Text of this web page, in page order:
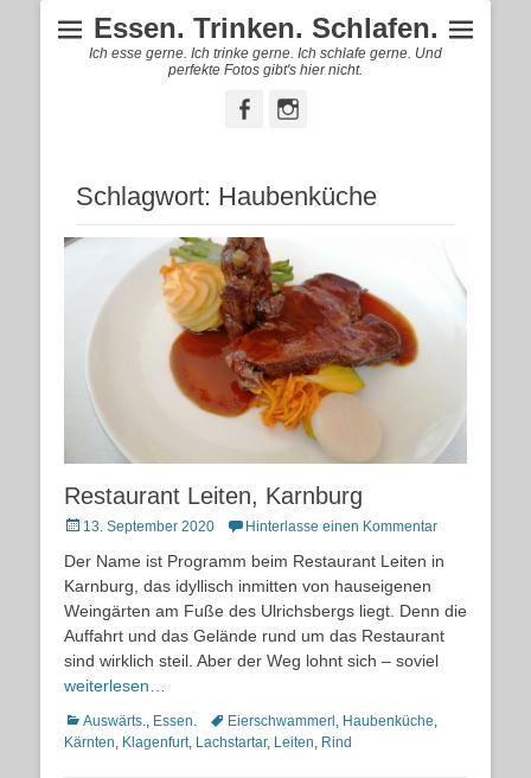
Essen. Trinken. Schlafen.
Ich esse gerne. Ich trinke gerne. Ich schlafe gerne. Und
perfekte Fotos gibt's hier nicht.
FacebookInstagram
Schlagwort: Haubenküche
Restaurant Leiten, Karnburg
Posted
13. September 2020 Hinterlasse einen Kommentar
Der Name ist Programm beim Restaurant Leiten in
Karnburg, das idyllisch inmitten von hauseigenen
Weingärten am Fuße des Ulrichsbergs liegt. Denn die
Auffahrt und das Gelände rund um das Restaurant
sind wirklich steil. Aber der Weg lohnt sich – soviel
weiterlesen…
Kategorien
Auswärts., Essen. Schlagworte
Eierschwammerl , Haubenküche,
Kärnten, Klagenfurt, Lachstartar, Leiten, Rind